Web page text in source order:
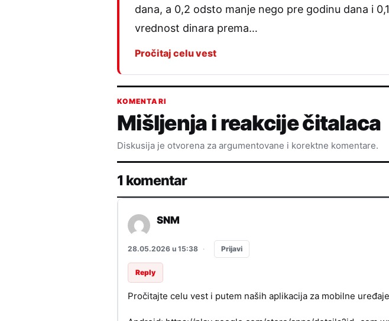
dana, a 0,2 odsto manje nego pre godinu dana i
vrednost dinara prema…
Pročitaj celu vest
KOMENTARI
Mišljenja i reakcije čitalaca
Diskusija je otvorena za argumentovane i korektne komentare.
1 komentar
SNM
28.05.2026 u 15:38 · Prijavi
Reply
Pročitajte celu vest i putem naših aplikacija za mobilne